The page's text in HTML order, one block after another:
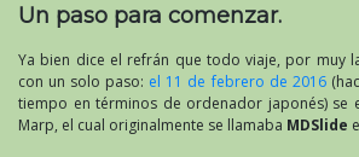
Un paso para comenzar.
Ya bien dice el refrán que todo viaje, por muy
con un solo paso: el 11 de febrero de 2016
tiempo en términos de ordenador japonés) se
Marp, el cual originalmente se llamaba MDSlide